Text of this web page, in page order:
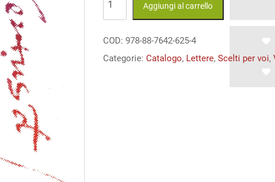
Aggiungi al carrello
COD: 978-88-7642-625-4
Categorie: Catalogo, Lettere, Scelti per voi,